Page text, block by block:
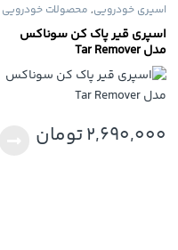
اسپری خودرویی, محصولات خودرویی
اسپری قیر پاک کن سوناکس
مدل Tar Remover
2,690,000تومان